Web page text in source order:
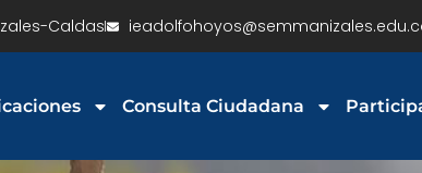
Caldas
Consulta Ciudadana